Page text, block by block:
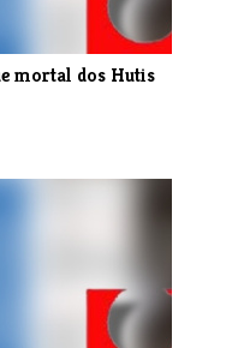
mortal dos Hutis